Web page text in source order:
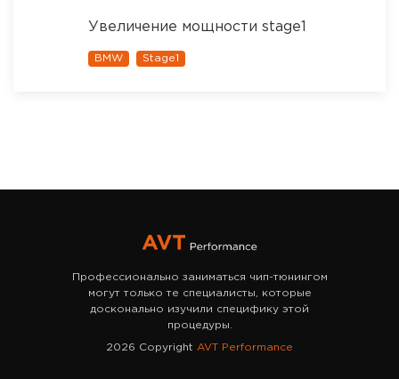
Увеличение мощности stage1
BMW Stage1
Профессионально заниматься чип-тюнингом
могут только те специалисты, которые
досконально изучили специфику этой
процедуры.
2026 Copyright AVT Performance